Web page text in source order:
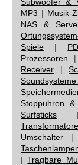
MP3 | Musik-
NAS &
Spiele |
Prozessoren |
Receiver |
Stoppuhren &
Surfsticks
Umschalter |
|Tragbare